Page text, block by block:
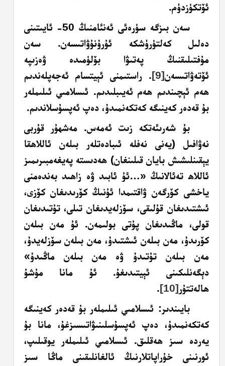
ئۆتكۈزدۈم.
سەن بىزگە سۈرەئى ئەنئامنىڭ 50- ئايىتىنى
دەلىل كەلتۈرۈشكە ئۇرۇنۇۋاتىسەن. سەن
مۇفتىلىقنىڭ پەتىۋا بۆلۈمىدە ۋەزىپە
ئۆتەۋاتىسەن[9]. راستىمنى ئېيتسام ئەجەپلەندىم
ھەم ئېچىندىم ھەم ئەيىبلىدىم. ئىسلامىي ئىلىملەر
بۇ قەدەر كەينىگە كەتكەنمىدۇ، دەپ ئەپسۇسلاندىم.
بۇ شەرىئەتكە زىت ئەمەس. مەشھۇر قۇربى
نەۋافىل (يەنى نەفلە ئىبادەتلەر بىلەن ئاللاھقا
يېقىنلىشىش بايان قىلىنغان) ھەدىستە پەيغەمبىرىمىز
ئاللاھ تەئالانىڭ «…ئۇ ئابىد ۋە زاھىد بەندەمنى
ياخشى كۆرگەن ۋاقتىمدا ئۇنىڭ كۆرىدىغان كۆزى،
ئىشتىدىغان قۇلىقى، سۆزلەيدىغان تىلى، تۇتىدىغان
قولى، ماڭىدىغان پۇتى بولىمەن. ئۇ مەن بىلەن
كۆرىدۇ، مەن بىلەن ئىشتىدۇ، مەن بىلەن سۆزلەيدۇ،
مەن بىلەن تۇتىدۇ ۋە مەن بىلەن ماڭىدۇ»
دېگەنلىكىنى ئېيتىدىغۇ. ئۇ مانا مۇشۇ
ھالەتتۇر[10]
.
بايىندىر: ئىسلامىي ئىلىملەر بۇ قەدەر كەينىگە
كەتكەنمىدۇ، دەپ ئەپسۇسلىنىۋاتىسىزغۇ، مانا بۇ
يەردە سىز ھەقلىق. ئىسلامىي ئىلىملەر يوقىلىپ،
ئورنىنى خۇراپاتلارنىڭ ئالغانلىقىنى ماڭا سىز